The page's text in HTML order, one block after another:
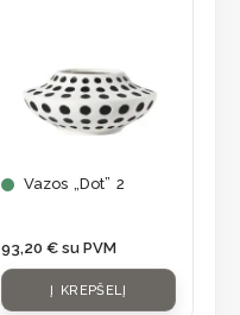
Vazos „Dot” 2
93,20 € su PVM
Į KREPŠELĮ